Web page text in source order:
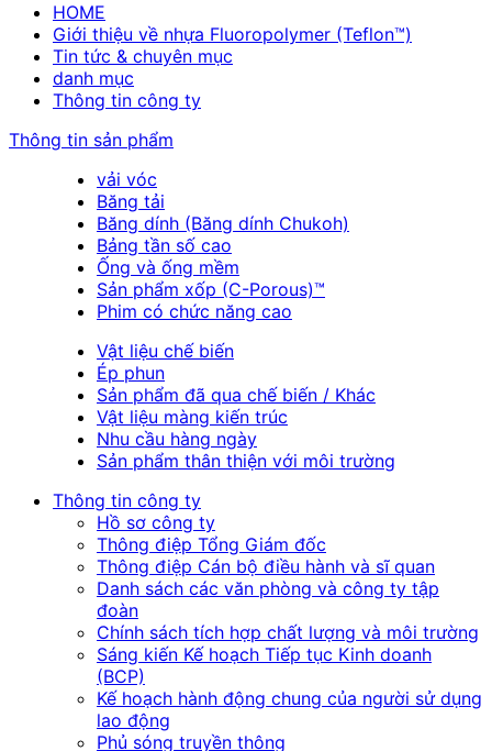
HOME
Giới thiệu về nhựa Fluoropolymer (Teflon™)
Tin tức & chuyên mục
danh mục
Thông tin công ty
Thông tin sản phẩm
vải vóc
Băng tải
Băng dính (Băng dính Chukoh)
Bảng tần số cao
Ống và ống mềm
Sản phẩm xốp (C-Porous)™
Phim có chức năng cao
Vật liệu chế biến
Ép phun
Sản phẩm đã qua chế biến / Khác
Vật liệu màng kiến trúc
Nhu cầu hàng ngày
Sản phẩm thân thiện với môi trường
Thông tin công ty
Hồ sơ công ty
Thông điệp Tổng Giám đốc
Thông điệp Cán bộ điều hành và sĩ quan
Danh sách các văn phòng và công ty tập
đoàn
Chính sách tích hợp chất lượng và môi trường
Sáng kiến Kế hoạch Tiếp tục Kinh doanh
(BCP)
Kế hoạch hành động chung của người sử dụng
lao động
Phủ sóng truyền thông